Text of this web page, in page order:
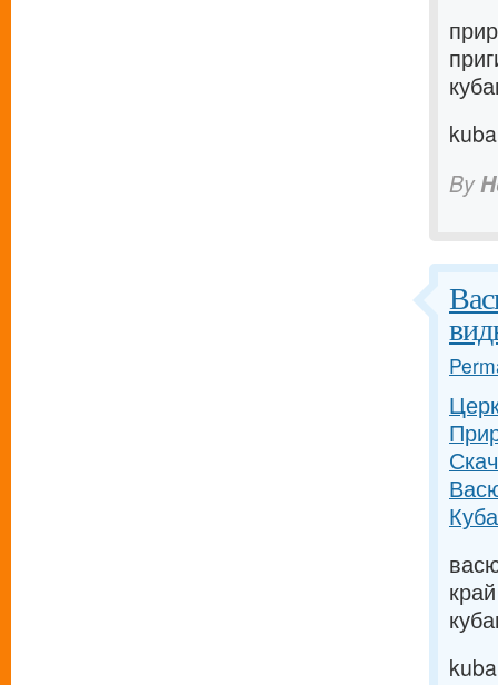
By